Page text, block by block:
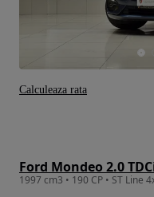
Ford Mondeo 2.0
Calculeaza rata